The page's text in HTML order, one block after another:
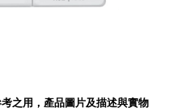
之用，產品圖片及描述與實物